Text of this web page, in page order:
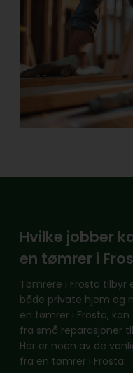
Hvilke jobber
en tømrer i
Tømrere i Frosta
både private hjem og
en tømrer i Frosta,
fra små reparasjoner
Her er noen av de
fra en tømrer i Frosta: